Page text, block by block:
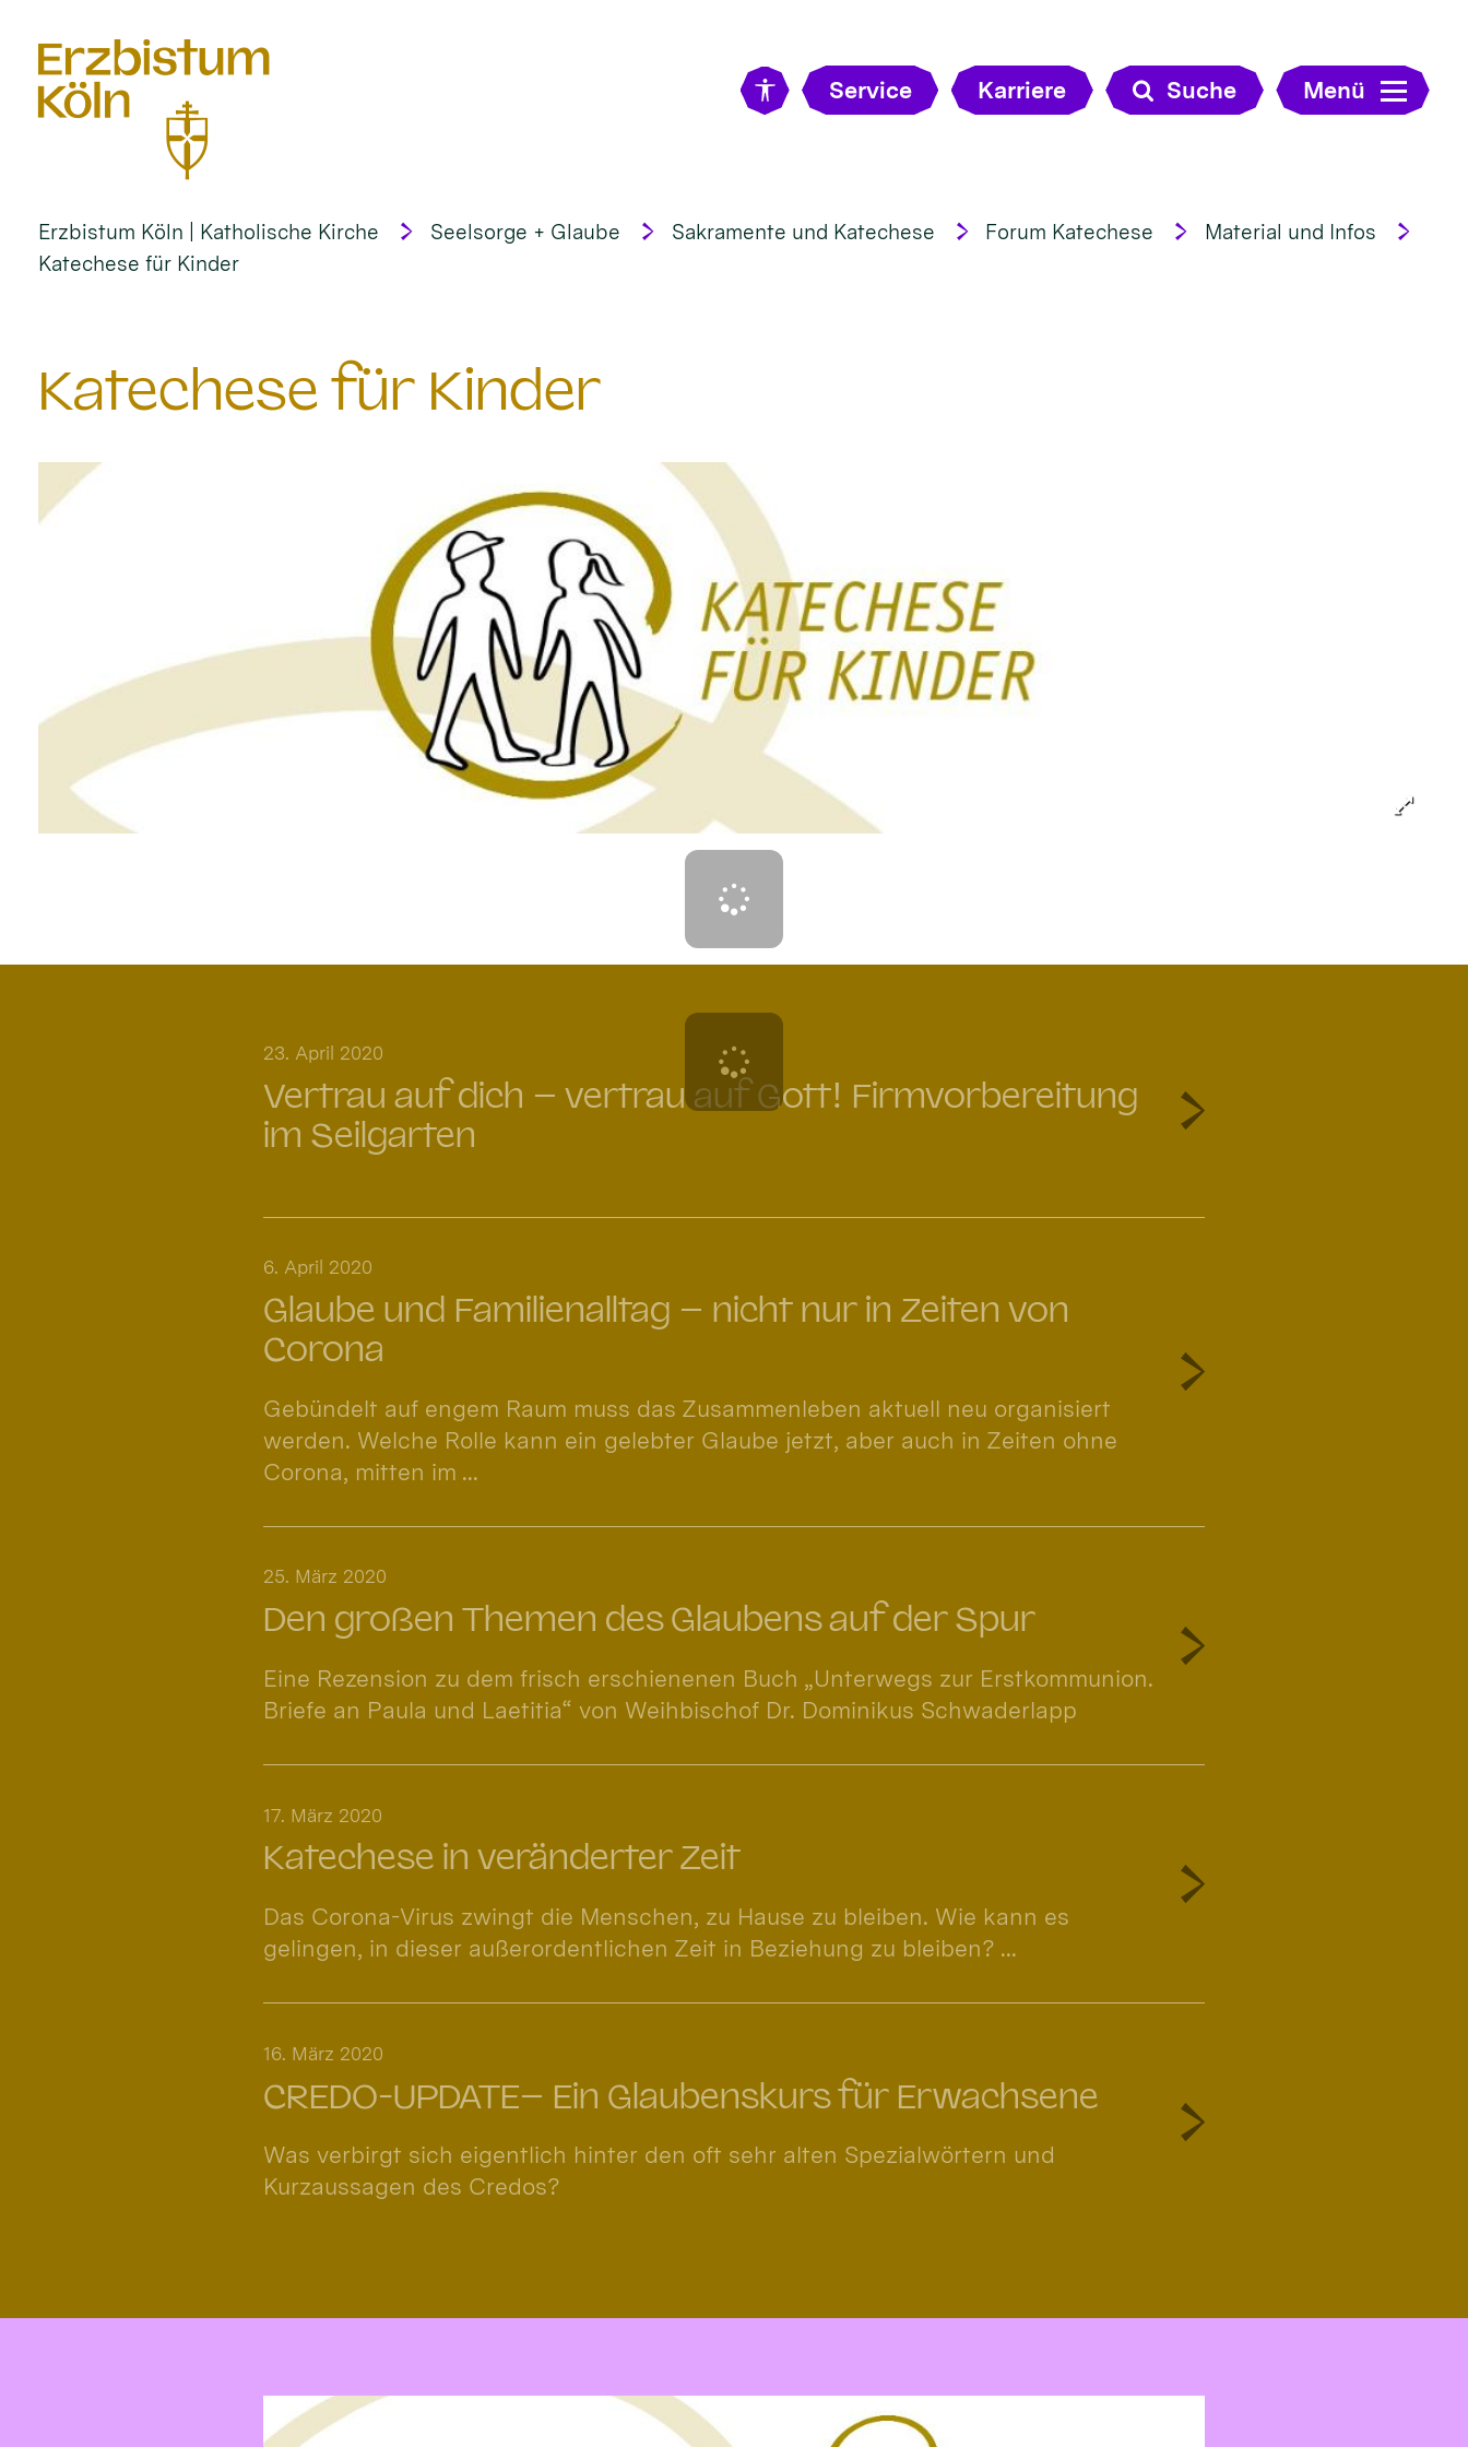
Service Karriere Suche Menü
Erzbistum Köln | Katholische Kirche Seelsorge + Glaube Sakramente und Katechese Forum Katechese
Material und Infos
Katechese für Kinder
Katechese für Kinder
Vertrau auf dich – vertrau auf Gott! Firmvorbereitung
im Seilgarten
23. April 2020
Glaube und Familienalltag – nicht nur in Zeiten von
Corona
6. April 2020
Gebündelt auf engem Raum muss das Zusammenleben aktuell neu organisiert
werden. Welche Rolle kann ein gelebter Glaube jetzt, aber auch in Zeiten ohne
Corona, mitten im ...
Den großen Themen des Glaubens auf der Spur
25. März 2020
Eine Rezension zu dem frisch erschienenen Buch „Unterwegs zur Erstkommunion.
Briefe an Paula und Laetitia“ von Weihbischof Dr. Dominikus Schwaderlapp
Katechese in veränderter Zeit
17. März 2020
Das Corona-Virus zwingt die Menschen, zu Hause zu bleiben. Wie kann es
gelingen, in dieser außerordentlichen Zeit in Beziehung zu bleiben? ...
CREDO-UPDATE– Ein Glaubenskurs für Erwachsene
16. März 2020
Was verbirgt sich eigentlich hinter den oft sehr alten Spezialwörtern und
Kurzaussagen des Credos?